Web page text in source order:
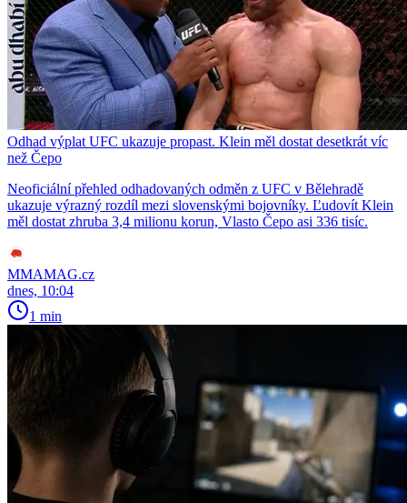
Odhad výplat UFC ukazuje propast. Klein měl dostat desetkrát víc
než Čepo
Neoficiální přehled odhadovaných odměn z UFC v Bělehradě
ukazuje výrazný rozdíl mezi slovenskými bojovníky. Ľudovít Klein
měl dostat zhruba 3,4 milionu korun, Vlasto Čepo asi 336 tisíc.
MMAMAG.cz
dnes, 10:04
1 min